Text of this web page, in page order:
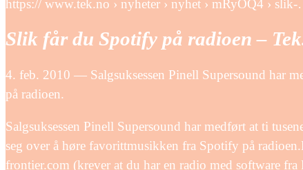
https:// www.tek.no › nyheter › nyhet › mRyOQ4 ›
Slik får du Spotify på radioen –
4. feb. 2010 — Salgsuksessen Pinell Supersound har
på radioen.
Salgsuksessen Pinell Supersound har medført at ti
seg over å høre favorittmusikken fra Spotify på
frontier.com (krever at du har en radio med software